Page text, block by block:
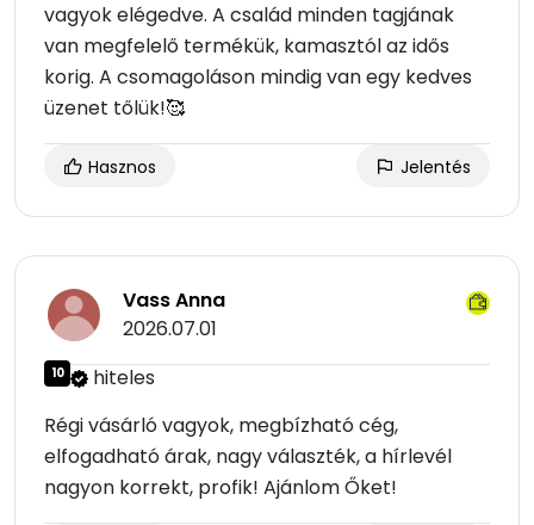
vagyok elégedve. A család minden tagjának
van megfelelő termékük, kamasztól az idős
korig. A csomagoláson mindig van egy kedves
üzenet tőlük!🥰
Hasznos Jelentés
Vass Anna
2026.07.01
10
hiteles
Régi vásárló vagyok, megbízható cég,
elfogadható árak, nagy választék, a hírlevél
nagyon korrekt, profik! Ajánlom Őket!